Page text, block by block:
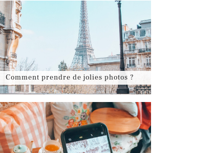
Comment prendre de jolies photos ?